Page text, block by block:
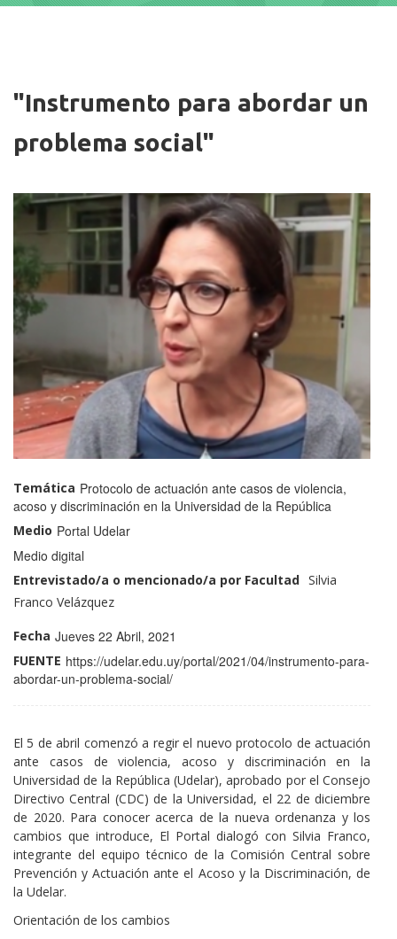
"Instrumento para abordar un
problema social"
Temática Protocolo de actuación ante casos de violencia,
acoso y discriminación en la Universidad de la República
Medio Portal Udelar
Medio
Medio digital
Entrevistado/a o mencionado/a por Facultad
Perfil
Docentes
Nombre
y
Silvia
Franco Velázquez
Fecha Jueves 22 Abril, 2021
FUENTE https://udelar.edu.uy/portal/2021/04/instrumento-para-
abordar-un-problema-social/
El 5 de abril comenzó a regir el nuevo protocolo de actuación
ante casos de violencia, acoso y discriminación en la
Universidad de la República (Udelar), aprobado por el Consejo
Directivo Central (CDC) de la Universidad, el 22 de diciembre
de 2020. Para conocer acerca de la nueva ordenanza y los
cambios que introduce, El Portal dialogó con Silvia Franco,
integrante del equipo técnico de la Comisión Central sobre
Prevención y Actuación ante el Acoso y la Discriminación, de
la Udelar.
Orientación de los cambios